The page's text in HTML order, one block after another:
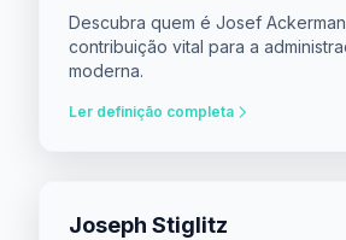
Descubra quem é Josef
contribuição vital para a
moderna.
Ler definição completa
Joseph Stiglitz